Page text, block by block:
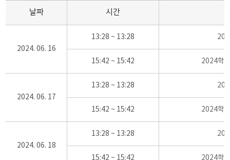
날짜 시간
2024. 06. 16
13:28 ~ 13:28
15:42 ~ 15:42 2024학
2024. 06. 17
13:28 ~ 13:28
15:42 ~ 15:42 2024학
2024. 06. 18
13:28 ~ 13:28
15:42 ~ 15:42 2024학